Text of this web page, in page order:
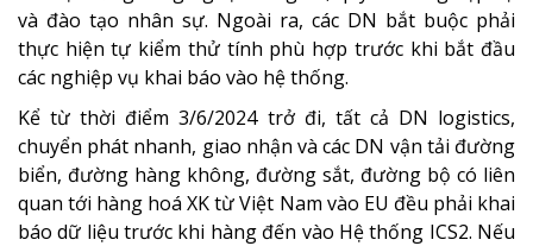
và đào tạo nhân sự. Ngoài ra, các DN bắt buộc phải
thực hiện tự kiểm thử tính phù hợp trước khi bắt đầu
các nghiệp vụ khai báo vào hệ thống.
Kể từ thời điểm 3/6/2024 trở đi, tất cả DN logistics,
chuyển phát nhanh, giao nhận và các DN vận tải đường
biển, đường hàng không, đường sắt, đường bộ có liên
quan tới hàng hoá XK từ Việt Nam vào EU đều phải khai
báo dữ liệu trước khi hàng đến vào Hệ thống ICS2. Nếu